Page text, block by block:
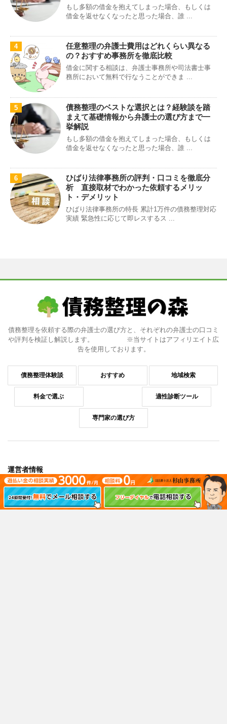
もし多額の借金を抱えてしまった場合、もしくは
借金を返せなくなったと思った場合、誰 ...
4
任意整理の弁護士費用はどれくらい異なる
の？おすすめ事務所を徹底比較
借金に関する相談は、弁護士事務所や司法書士事
務所において無料で行なうことができま ...
5
債務整理のベストな選択とは？経験談を踏
まえて基礎情報から弁護士の選び方まで一
挙解説
もし多額の借金を抱えてしまった場合、もしくは
借金を返せなくなったと思った場合、誰 ...
6
ひばり法律事務所の評判・口コミを徹底分
析 直接取材でわかった依頼するメリッ
ト・デメリット
ひばり法律事務所の特長 累計1万件の債務整理対応
実績 緊急性に応じて即レスするス ...
債務整理を依頼する際の弁護士の選び方と、それぞれの弁護士の口コミ
や評判を検証し解説します。 ※当サイトはアフィリエイト広
告を使用しております。
債務整理体験談 おすすめ 地域検索
料金で選ぶ 適性診断ツール
専門家の選び方
運営者情報
運営会社情報
お問い合わせ
プライバシーポリシー
コンプライアンスポリシー
情報セキュリティポリシー
反社会的勢力排除ポリシー